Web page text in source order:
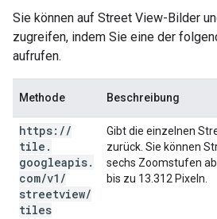
Sie können auf Street View-Bilder
zugreifen, indem Sie eine der
aufrufen.
Methode Beschreibung
https: //
tile .
googleapis.
com/v1 /
streetview/
tiles
Gibt die einzelnen
zurück. Sie können
sechs Zoomstufen
bis zu 13.312 Pixeln.